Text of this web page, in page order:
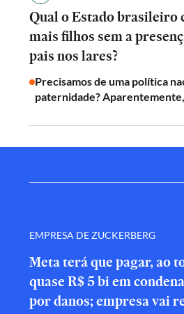
Qual o Estado brasileiro
mais filhos sem a
pais nos lares?
Precisamos de uma política
paternidade?
EMPRESA DE ZUCKERBERG
Meta terá que pagar, ao
quase R$ 5 bi em
por danos; empresa vai